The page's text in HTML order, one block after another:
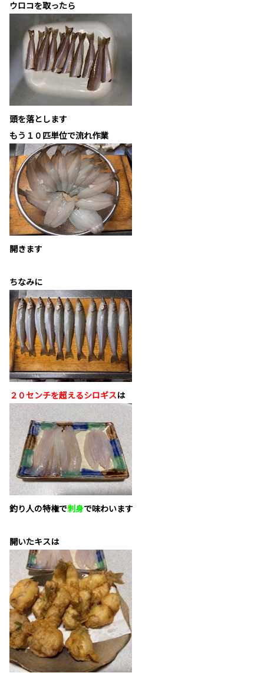
ウロコを取ったら
頭を落とします
もう１０匹単位で流れ作業
開きます
ちなみに
２０センチを超えるシロギスは
釣り人の特権で刺身で味わいます
開いたキスは